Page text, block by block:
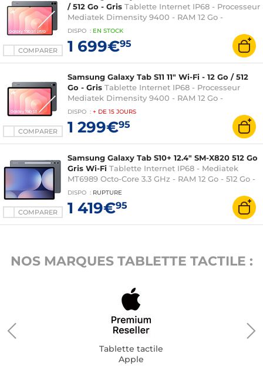
COMPARER
/ 512 Go - Gris Tablette Internet IP68 - Processeur
Mediatek Dimensity 9400 - RAM 12 Go -
Stockage 512 Go (extensible via MicroSD jusqu'à
2 To) - Écran 14.6" 120 Hz Dynamic AMOLED 2X -
Wi-Fi 7/Bluetooth 5.4 - Webcam - Batterie 11600
mAh compatible Charge rapide 45W - Stylet S
DISPO : EN STOCK
1 699€95
COMPARER
Samsung Galaxy Tab S11 11" Wi-Fi - 12 Go / 512
Go - Gris Tablette Internet IP68 - Processeur
Mediatek Dimensity 9400 - RAM 12 Go -
Stockage 512 Go (extensible via MicroSD jusqu'à
2 To) - Écran 11" 120 Hz Dynamic AMOLED 2X -
Wi-Fi 6E/Bluetooth 5.4 - Webcam - Batterie
8400 mAh compatible Charge rapide 45W -
DISPO : + DE 15 JOURS
1 299€95
COMPARER
Samsung Galaxy Tab S10+ 12.4" SM-X820 512 Go
Gris Wi-Fi Tablette Internet IP68 - Mediatek
MT6989 Octo-Core 3.3 GHz - RAM 12 Go - 512 Go -
Écran Dynamic AMOLED 2x 12.4" 120 Hz - Wi-Fi
6E/Bluetooth 5.3 - Webcam - 10900 mAh - S Pen
- Android 14
DISPO : RUPTURE
1 419€95
NOS MARQUES TABLETTE TACTILE :
Tablette tactile
Apple